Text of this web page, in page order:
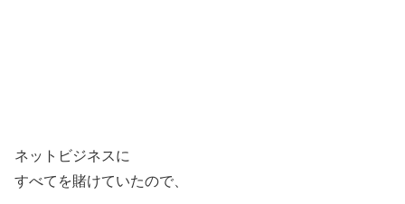
ネットビジネスに
すべてを賭けていたので、